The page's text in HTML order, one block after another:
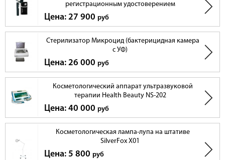
регистрационным удостоверением
Цена: 27 900 руб
Стерилизатор Микроцид (бактерицидная камера
с УФ)
Цена: 26 000 руб
Косметологический аппарат ультразвуковой
терапии Health Beauty NS-202
Цена: 40 000 руб
Косметологическая лампа-лупа на штативе
SilverFox X01
Цена: 5 800 руб